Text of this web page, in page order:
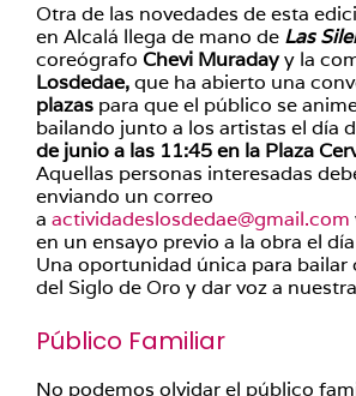
Otra de las novedades de esta
en Alcalá llega de mano de Las
coreógrafo Chevi Muradayy la
Losdedae,que ha abierto una
plazas para que el público se
bailando junto a los artistas el día
de junio a las 11:45 en la Plaza
Aquellas personas interesadas
enviando un correo
a actividadeslosdedae@gmail.com
en un ensayo previo a la obra el día
Una oportunidad única para bailar
del Siglo de Oro y dar voz a
Público Familiar
No podemos olvidar el público